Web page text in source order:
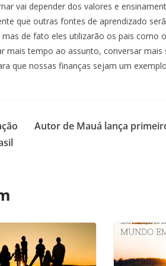
vai depender dos valores e
que outras fontes de aprendizado
de fato eles utilizarão os pais como
mais tempo ao assunto, conversar mais
que nossas finanças sejam um
Autor de Mauá lança